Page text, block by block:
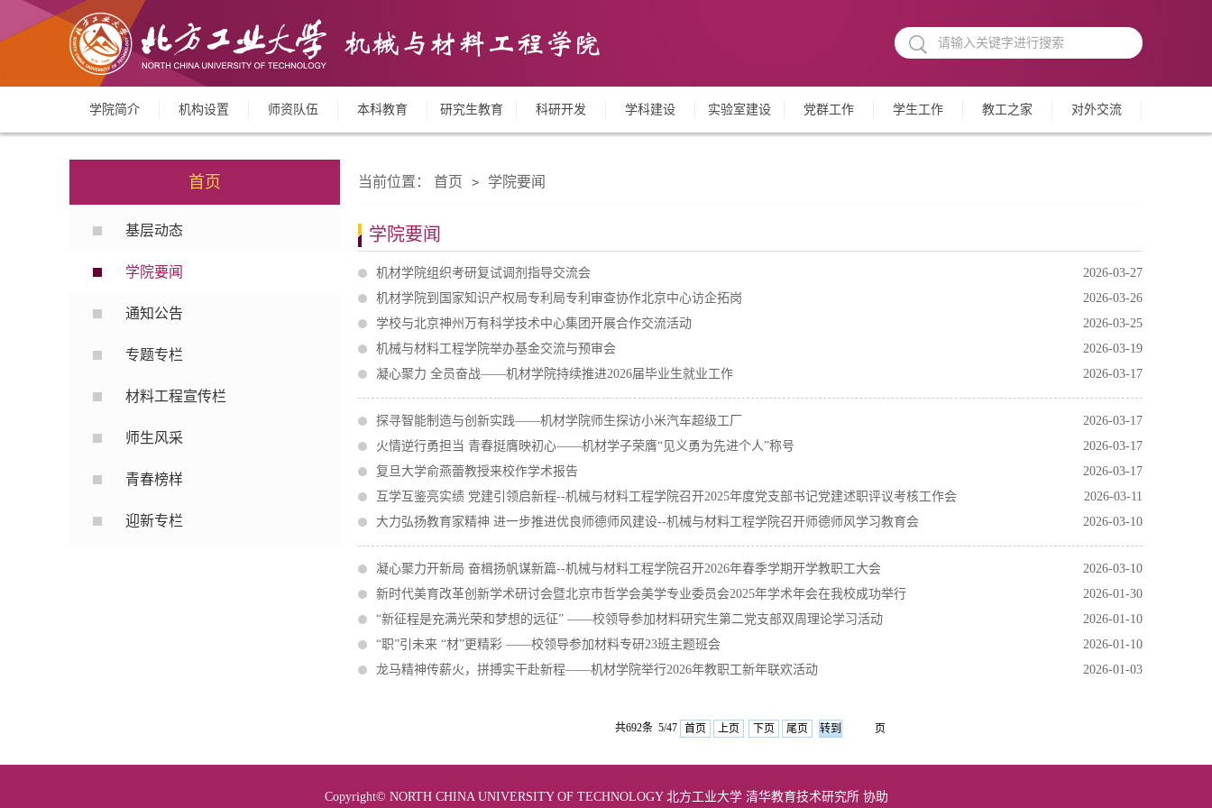
学院简介 机构设置 师资队伍 本科教育 研究生教育 科研开发 学科建设 实验室建设 党群工作 学生工作 教工之家 对外交流
首页
基层动态
学院要闻
通知公告
专题专栏
材料工程宣传栏
师生风采
青春榜样
迎新专栏
当前位置： 首页 > 学院要闻
学院要闻
2026-03-27
机材学院组织考研复试调剂指导交流会
2026-03-26
机材学院到国家知识产权局专利局专利审查协作北京中心访企拓岗
2026-03-25
学校与北京神州万有科学技术中心集团开展合作交流活动
2026-03-19
机械与材料工程学院举办基金交流与预审会
2026-03-17
凝心聚力 全员奋战——机材学院持续推进2026届毕业生就业工作
2026-03-17
探寻智能制造与创新实践——机材学院师生探访小米汽车超级工厂
2026-03-17
火情逆行勇担当 青春挺膺映初心——机材学子荣膺“见义勇为先进个人”称号
2026-03-17
复旦大学俞燕蕾教授来校作学术报告
2026-03-11
互学互鉴亮实绩 党建引领启新程--机械与材料工程学院召开2025年度党支部书记党建述职评议考核工作会
2026-03-10
大力弘扬教育家精神 进一步推进优良师德师风建设--机械与材料工程学院召开师德师风学习教育会
2026-03-10
凝心聚力开新局 奋楫扬帆谋新篇--机械与材料工程学院召开2026年春季学期开学教职工大会
2026-01-30
新时代美育改革创新学术研讨会暨北京市哲学会美学专业委员会2025年学术年会在我校成功举行
2026-01-10
“新征程是充满光荣和梦想的远征” ——校领导参加材料研究生第二党支部双周理论学习活动
2026-01-10
“职”引未来 “材”更精彩 ——校领导参加材料专研23班主题班会
2026-01-03
龙马精神传薪火，拼搏实干赴新程——机材学院举行2026年教职工新年联欢活动
共692条 5/47 首页 上页 下页 尾页 页
Copyright© NORTH CHINA UNIVERSITY OF TECHNOLOGY 北方工业大学 清华教育技术研究所 协助